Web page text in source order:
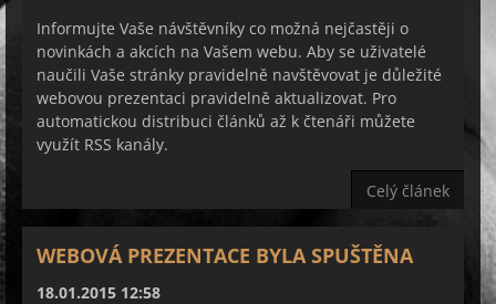
Informujte Vaše návštěvníky co možná nejčastěji o
novinkách a akcích na Vašem webu. Aby se uživatelé
naučili Vaše stránky pravidelně navštěvovat je důležité
webovou prezentaci pravidelně aktualizovat. Pro
automatickou distribuci článků až k čtenáři můžete
využít RSS kanály.
Celý článek
WEBOVÁ PREZENTACE BYLA SPUŠTĚNA
18.01.2015 12:58